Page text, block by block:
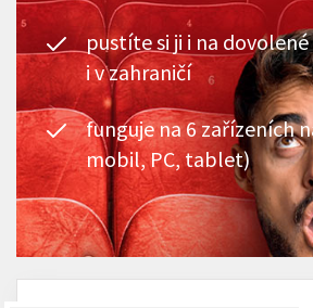
pustíte si ji i na dovolené
i v zahraničí
funguje na 6 zařízeních
mobil, PC, tablet)